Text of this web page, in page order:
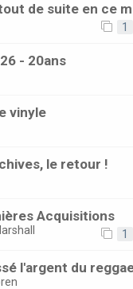
de suite en ce
1
- 20ans
vinyle
le retour !
Acquisitions
1
l'argent du